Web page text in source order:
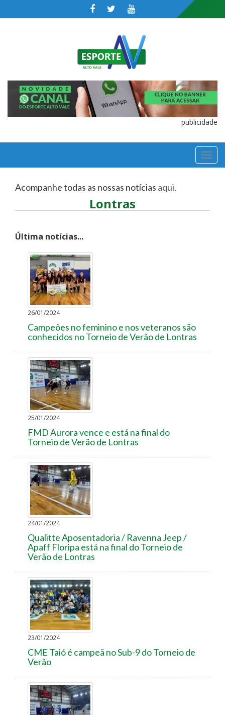
publicidade
Acompanhe todas as nossas notícias aqui.
Lontras
Última notícias...
26/01/2024
Campeões no feminino e nos veteranos são
conhecidos no Torneio de Verão de Lontras
25/01/2024
FMD Aurora vence e está na final do
Torneio de Verão de Lontras
24/01/2024
Qualitte Aposentadoria / Ravenna Jeep /
Apaff Floripa está na final do Torneio de
Verão de Lontras
23/01/2024
CME Taió é campeã no Sub-9 do Torneio de
Verão